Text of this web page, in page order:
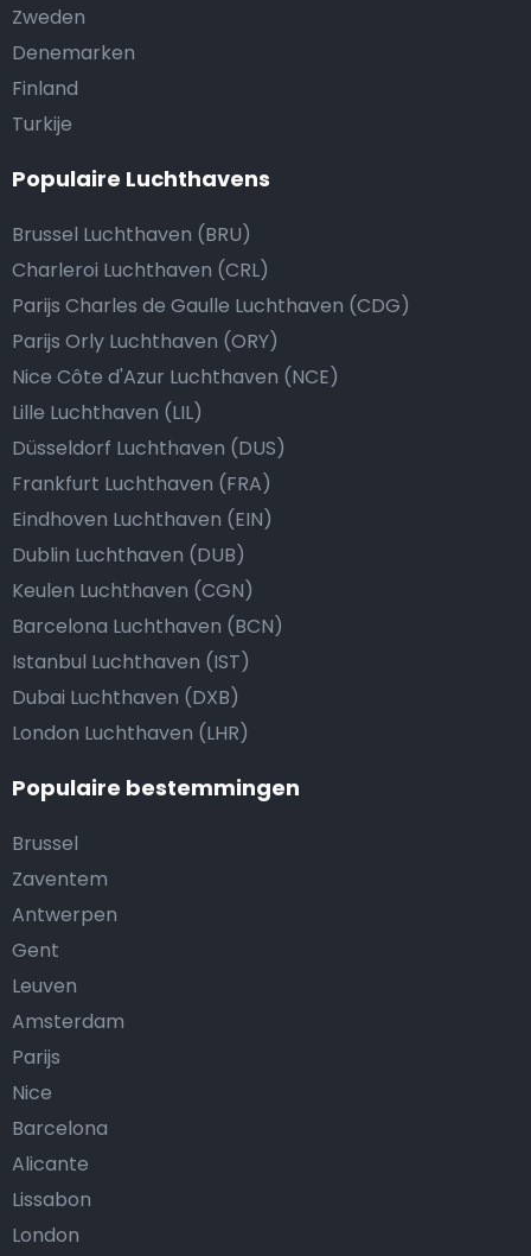
Zweden
Denemarken
Finland
Turkije
Populaire Luchthavens
Brussel Luchthaven (BRU)
Charleroi Luchthaven (CRL)
Parijs Charles de Gaulle Luchthaven (CDG)
Parijs Orly Luchthaven (ORY)
Nice Côte d'Azur Luchthaven (NCE)
Lille Luchthaven (LIL)
Düsseldorf Luchthaven (DUS)
Frankfurt Luchthaven (FRA)
Eindhoven Luchthaven (EIN)
Dublin Luchthaven (DUB)
Keulen Luchthaven (CGN)
Barcelona Luchthaven (BCN)
Istanbul Luchthaven (IST)
Dubai Luchthaven (DXB)
London Luchthaven (LHR)
Populaire bestemmingen
Brussel
Zaventem
Antwerpen
Gent
Leuven
Amsterdam
Parijs
Nice
Barcelona
Alicante
Lissabon
London